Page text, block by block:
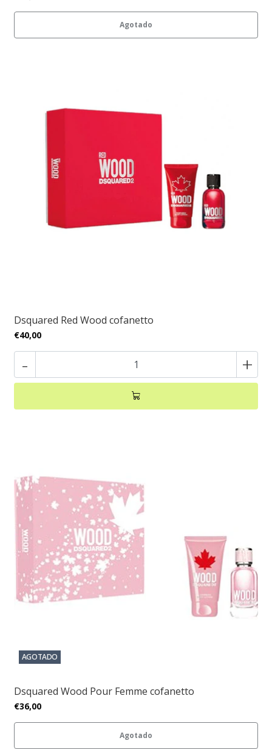
Agotado
Dsquared Red Wood cofanetto
€40,00
- +
AGOTADO
Dsquared Wood Pour Femme cofanetto
€36,00
Agotado